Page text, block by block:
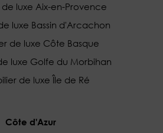
luxe Aix-en-Provence
luxe Bassin d'Arcachon
de luxe Côte Basque
luxe Golfe du Morbihan
de luxe Île de Ré
Côte d'Azur